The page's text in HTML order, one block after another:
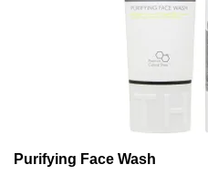
Purifying Face Wash